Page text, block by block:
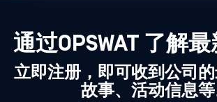
通过OPSWAT 了解最
立即注册，即可收到公司的
故事、活动信息等